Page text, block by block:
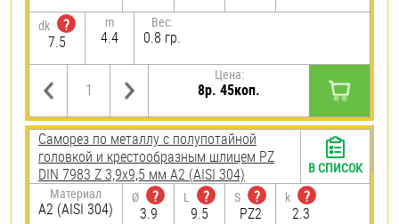
dk
?
7.5
m
4.4
Вес:
0.8 гр.
Цена:
8р. 45коп.
Саморез по металлу с полупотайной
головкой и крестообразным шлицем PZ
DIN 7983 Z 3,9х9,5 мм А2 (AISI 304)
Материал
А2 (AISI 304)
Ø
?
3.9
L
?
9.5
S
?
PZ2
k
?
2.3
В СПИСОК